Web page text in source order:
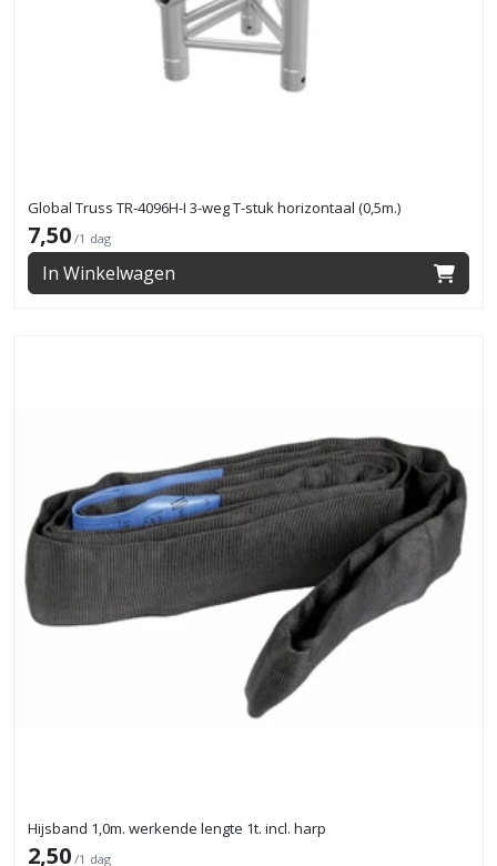
Global Truss TR-4096H-I 3-weg T-stuk horizontaal (0,5m.)
7,50 /1 dag
In Winkelwagen
Hijsband 1,0m. werkende lengte 1t. incl. harp
2,50 /1 dag